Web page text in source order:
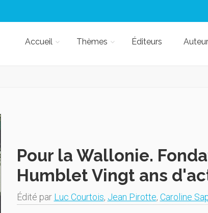
Accueil Thèmes Éditeurs
Pour la Wallonie.
Humblet Vingt ans
Édité par Luc Courtois, Jean Pirotte, Caroline